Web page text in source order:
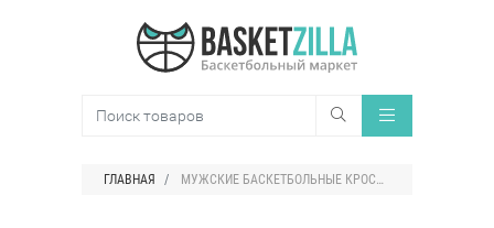
ГЛАВНАЯ МУЖСКИЕ БАСКЕТБОЛЬНЫЕ КРОССОВКИ ADIDAS STREETCHECK